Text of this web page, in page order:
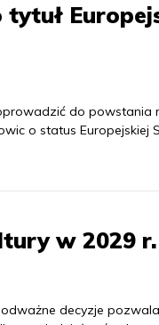
do powstania
o status Europejskiej
w 2029 r.
odważne decyzje